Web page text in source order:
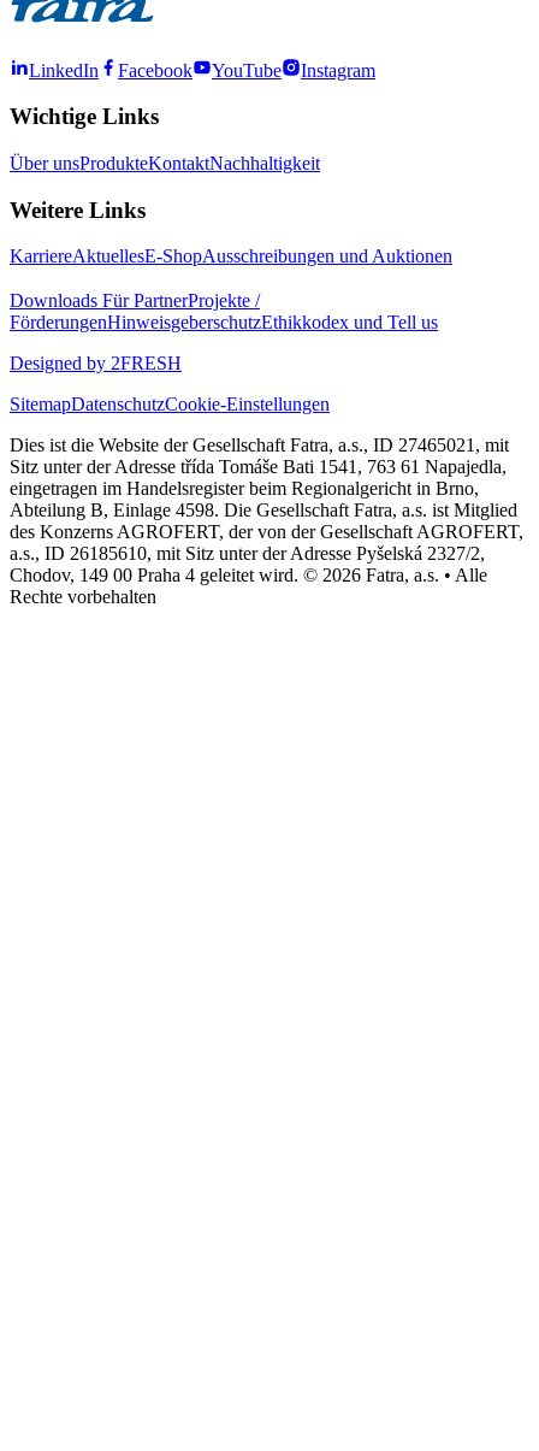
LinkedIn Facebook YouTube Instagram
Wichtige Links
Über unsProdukteKontaktNachhaltigkeit
Weitere Links
KarriereAktuellesE-ShopAusschreibungen und Auktionen
Downloads Für PartnerProjekte /
FörderungenHinweisgeberschutzEthikkodex und Tell us
Designed by 2FRESH
SitemapDatenschutzCookie-Einstellungen
Dies ist die Website der Gesellschaft Fatra, a.s., ID 27465021, mit
Sitz unter der Adresse třída Tomáše Bati 1541, 763 61 Napajedla,
eingetragen im Handelsregister beim Regionalgericht in Brno,
Abteilung B, Einlage 4598. Die Gesellschaft Fatra, a.s. ist Mitglied
des Konzerns AGROFERT, der von der Gesellschaft AGROFERT,
a.s., ID 26185610, mit Sitz unter der Adresse Pyšelská 2327/2,
Chodov, 149 00 Praha 4 geleitet wird. © 2026 Fatra, a.s. • Alle
Rechte vorbehalten